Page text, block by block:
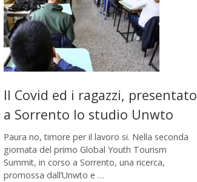
Il Covid ed i ragazzi, presentato
a Sorrento lo studio Unwto
Paura no, timore per il lavoro si. Nella seconda
giornata del primo Global Youth Tourism
Summit, in corso a Sorrento, una ricerca,
promossa dall’Unwto e …